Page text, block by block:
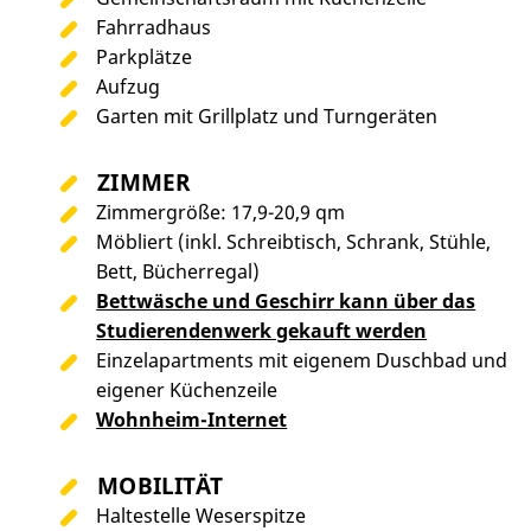
Fahrradhaus
Parkplätze
Aufzug
Garten mit Grillplatz und Turngeräten
ZIMMER
Zimmergröße: 17,9-20,9 qm
Möbliert (inkl. Schreibtisch, Schrank, Stühle,
Bett, Bücherregal)
Bettwäsche und Geschirr kann über das
Studierendenwerk gekauft werden
Einzelapartments mit eigenem Duschbad und
eigener Küchenzeile
Wohnheim-Internet
MOBILITÄT
Haltestelle Weserspitze